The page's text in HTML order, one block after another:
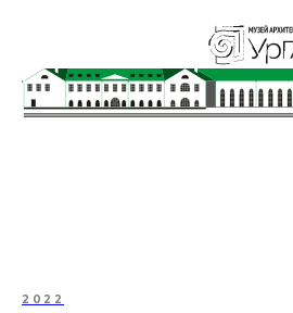
Уральский
художественный университет
2022